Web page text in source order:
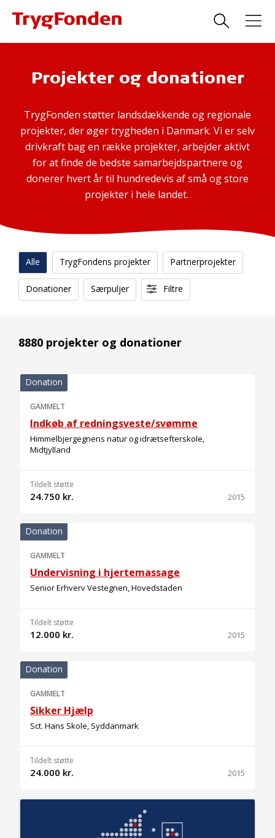
Projekter og donationer
TrygFonden støtter landsdækkende og regionale
projekter, der øger trygheden i Danmark. Vi er selv
drivkraft bag en række projekter, arbejder aktivt
for at finde de bedste samarbejdspartnere og
donerer hvert år til hundredevis af små og store
projekter i hele landet.
Alle TrygFondens projekter Partnerprojekter
Donationer Særpuljer Filtre
8880 projekter og donationer
Donation
GAMMELT
Indkøb af redningsveste/svømme
Himmelbjergegnens natur og idrætsefterskole,
Midtjylland
Tildelt støtte
24.750 kr. 2015
Donation
GAMMELT
Undervisning i hjertemassage
Senior Erhverv Vestegnen, Hovedstaden
Tildelt støtte
12.000 kr. 2015
Donation
GAMMELT
Sikker Hjælp
Sct. Hans Skole, Syddanmark
Tildelt støtte
24.000 kr. 2015